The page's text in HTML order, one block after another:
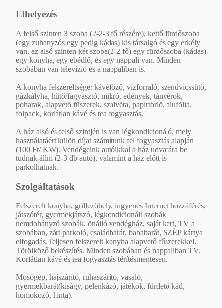
Elhelyezés
A felső szinten 3 szoba (2-2-3 fő részére), kettő fürdőszoba
(egy zuhanyzós egy pedig kádas) kis társalgó és egy erkély
van, az alsó szinten két szoba(2-2 fő) egy fürdőszoba (kádas)
egy konyha, egy ebédlő, és egy nappali van. Minden
szobában van televízió és a nappaliban is.
A konyha felszereltsége: kávéfőző, vízforraló, szendvicssütő,
gázkályha, hűtő/fagyasztó, mikró, edények, tányérok,
poharak, alapvető fűszerek, szalvéta, papírtörlő, alufólia,
folpack, korlátlan kávé és tea fogyasztás.
A ház alsó és felső szintjén is van légkondicionáló, mely
használatáért külön díjat számítunk fel fogyasztás alapján
(100 Ft/ KW). Vendégeink autóikkal a ház udvarára be
tudnak állni (2-3 db autó), valamint a ház előtt is
parkolhatnak.
Szolgáltatások
Felszerelt konyha, grillezőhely, ingyenes Internet hozzáférés,
játszótér, gyermekjátszó, légkondicionált szobák,
nemdohányzó szobák, önálló vendégház, saját kert, TV a
szobában, zárt parkoló, családbarát, bababarát, SZÉP kártya
elfogadás.Teljesen felszerelt konyha alapvető fűszerekkel.
Törölköző bekészítés. Minden szobában és nappaliban TV.
Korlátlan kávé és tea fogyasztás térítésmentesen.
Mosógép, hajszárító, ruhaszárító, vasaló,
gyermekbarát(kiságy, pelenkázó, játékok, fürdető kád,
homokozó, hinta).